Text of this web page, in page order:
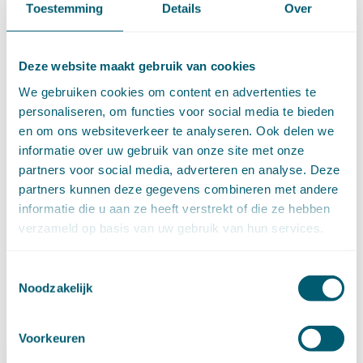
Toestemming Details Over
Deze website maakt gebruik van cookies
We gebruiken cookies om content en advertenties te
personaliseren, om functies voor social media te bieden
en om ons websiteverkeer te analyseren. Ook delen we
informatie over uw gebruik van onze site met onze
partners voor social media, adverteren en analyse. Deze
partners kunnen deze gegevens combineren met andere
informatie die u aan ze heeft verstrekt of die ze hebben
verzameld op basis van uw gebruik van hun services.
Noodzakelijk
Voorkeuren
van de rechtbank niet de vorm van een
beslissing niet heeft ondertekend.
Geplaatst inPersonen- en familierecht|
Getaggedafwijzing verzoek,
belanghebbende,einduitspraak,Rv art.
798 lid 1, Rv art. 806 lid 1 onder a
→